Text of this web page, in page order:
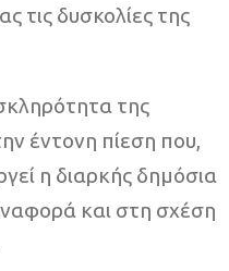
τις δυσκολίες της
της
έντονη πίεση που,
η διαρκής δημόσια
και στη σχέση